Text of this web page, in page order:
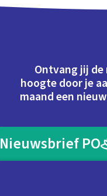
Ontvang jij
hoogte door je
maand een
Nieuwsbrief PO